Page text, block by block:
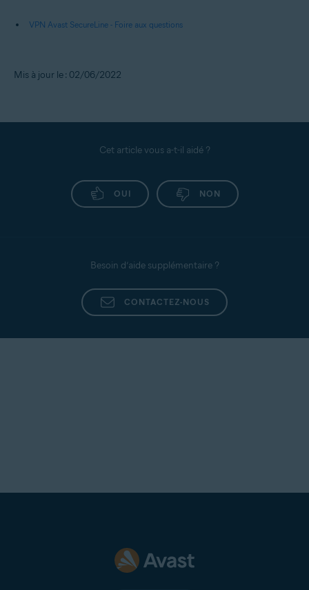
VPN Avast SecureLine - Foire aux questions
Mis à jour le : 02/06/2022
Cet article vous a-t-il aidé ?
OUI NON
Besoin d’aide supplémentaire ?
CONTACTEZ-NOUS